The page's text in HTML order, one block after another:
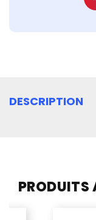
DESCRIPTION
PRODUITS